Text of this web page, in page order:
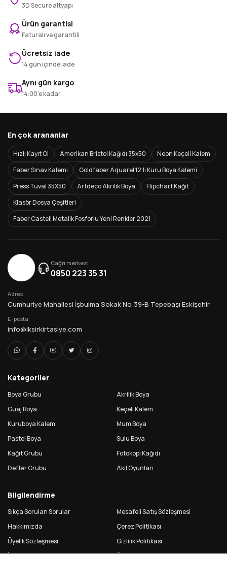
3D Secure altyapı
Ürün garantisi
Faturalı ve garantili
Ücretsiz iade
14 gün içinde iade
Aynı gün kargo
14:00’e kadar
En çok arananlar
Hızlı Kayıt Ol Amerikan Bristol Kağıdı 35x50
Neon Keçeli Kalem
Faber Sınav Kalemi
Goldfaber Aquarel 12'li Kuru Boya Kalemi
Press Tuval 35X50
Artdeco Akrilik Boya
Flipchart Kağıt
Klasör Dosya Çeşitleri
Faber Castell Metalik Fosforlu Yeni Renkler 2021
Çağrı merkezi
0850 223 35 31
Adres
Cumhuriye Mahallesi İşbulma Sokak No:39-B Tepebaşı Eskişehir
E-posta
info@iksirkirtasiye.com
Kategoriler
Boya Grubu
Akrilik Boya
Guaj Boya
Keçeli Kalem
Kuruboya Kalem
Mum Boya
Pastel Boya
Sulu Boya
Kağıt Grubu
Fotokopi Kağıdı
Defter Grubu
Akıl Oyunları
Bilgilendirme
Sıkça Sorulan Sorular
Mesafeli Satış Sözleşmesi
Hakkımızda
Çerez Politikası
Üyelik Sözleşmesi
Gizlilik Politikası
İade Koşulları
Ön Bilgilendirme Formu